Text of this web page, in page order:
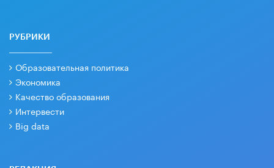
РУБРИКИ
Образовательная политика
Экономика
Качество образования
Интервести
Big data